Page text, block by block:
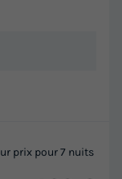
prix pour 7 nuits